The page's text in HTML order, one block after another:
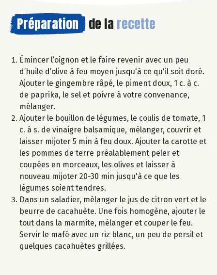
Préparation de la recette
Émincer l’oignon et le faire revenir avec un peu
d’huile d’olive à feu moyen jusqu'à ce qu'il soit doré.
Ajouter le gingembre râpé, le piment doux, 1 c. à c.
de paprika, le sel et poivre à votre convenance,
mélanger.
Ajouter le bouillon de légumes, le coulis de tomate, 1
c. à s. de vinaigre balsamique, mélanger, couvrir et
laisser mijoter 5 min à feu doux. Ajouter la carotte et
les pommes de terre préalablement peler et
coupées en morceaux, les olives et laisser à
nouveau mijoter 20-30 min jusqu'à ce que les
légumes soient tendres.
Dans un saladier, mélanger le jus de citron vert et le
beurre de cacahuète. Une fois homogène, ajouter le
tout dans la marmite, mélanger et couper le feu.
Servir le mafé avec un riz blanc, un peu de persil et
quelques cacahuètes grillées.